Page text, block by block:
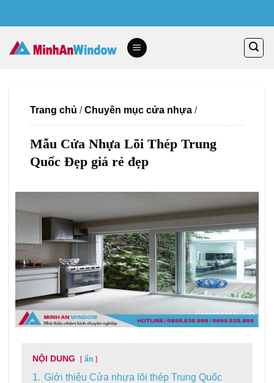
content
Trang chủ /Chuyên mục cửa nhựa /
Mẫu Cửa Nhựa Lõi Thép Trung
Quốc Đẹp giá rẻ đẹp
NỘI DUNG ẩn
1. Giới thiệu Cửa nhựa lõi thép Trung Quốc